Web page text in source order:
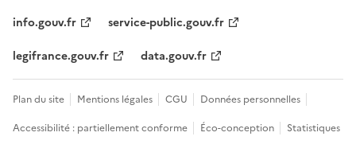
info.gouv.fr
service-public.gouv.fr
legifrance.gouv.fr
data.gouv.fr
Plan du site Mentions légales CGU
Données personnelles
Accessibilité : partiellement conforme
Éco-conception
Statistiques